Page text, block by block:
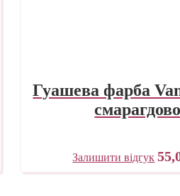
Гуашева фарба
Залишити відгук